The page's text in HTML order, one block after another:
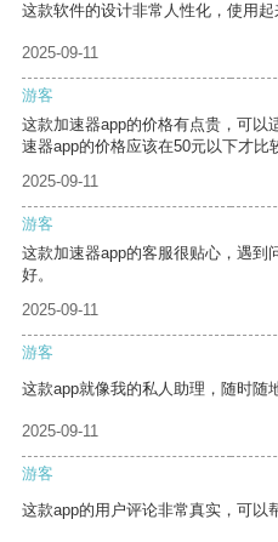
这款软件的设计非常人性化，使用起
2025-09-11
游客
这款加速器app的价格有点贵，可以
速器app的价格应该在50元以下才比
2025-09-11
游客
这款加速器app的客服很贴心，遇到
好。
2025-09-11
游客
这款app就像我的私人助理，随时随
2025-09-11
游客
这款app的用户评论非常真实，可以